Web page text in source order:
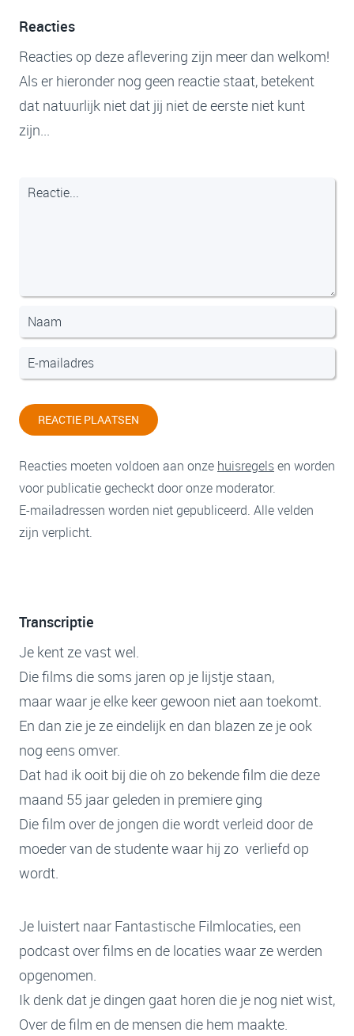
Reacties
Reacties op deze aflevering zijn meer dan welkom!
Als er hieronder nog geen reactie staat, betekent
dat natuurlijk niet dat jij niet de eerste niet kunt
zijn...
REACTIE PLAATSEN
Reacties moeten voldoen aan onze huisregelsen worden
voor publicatie gecheckt door onze moderator.
E-mailadressen worden niet gepubliceerd. Alle velden
zijn verplicht.
Transcriptie
Je kent ze vast wel.
Die films die soms jaren op je lijstje staan,
maar waar je elke keer gewoon niet aan toekomt.
En dan zie je ze eindelijk en dan blazen ze je ook
nog eens omver.
Dat had ik ooit bij die oh zo bekende film die deze
maand 55 jaar geleden in premiere ging
Die film over de jongen die wordt verleid door de
moeder van de studente waar hij zo verliefd op
wordt.
Je luistert naar Fantastische Filmlocaties, een
podcast over films en de locaties waar ze werden
opgenomen.
Ik denk dat je dingen gaat horen die je nog niet wist,
Over de film en de mensen die hem maakte.